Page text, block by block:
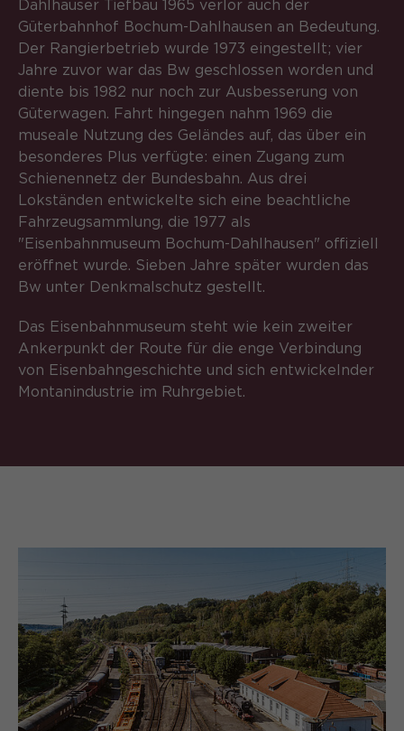
Dahlhauser Tiefbau 1965 verlor auch der
Güterbahnhof Bochum-Dahlhausen an Bedeutung.
Der Rangierbetrieb wurde 1973 eingestellt; vier
Jahre zuvor war das Bw geschlossen worden und
diente bis 1982 nur noch zur Ausbesserung von
Güterwagen. Fahrt hingegen nahm 1969 die
museale Nutzung des Geländes auf, das über ein
besonderes Plus verfügte: einen Zugang zum
Schienennetz der Bundesbahn. Aus drei
Lokständen entwickelte sich eine beachtliche
Fahrzeugsammlung, die 1977 als
"Eisenbahnmuseum Bochum-Dahlhausen" offiziell
eröffnet wurde. Sieben Jahre später wurden das
Bw unter Denkmalschutz gestellt.
Das Eisenbahnmuseum steht wie kein zweiter
Ankerpunkt der Route für die enge Verbindung
von Eisenbahngeschichte und sich entwickelnder
Montanindustrie im Ruhrgebiet.